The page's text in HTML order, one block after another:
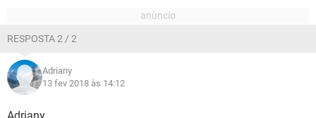
RESPOSTA 2 / 2
Adriany
13 fev 2018 às 14:12